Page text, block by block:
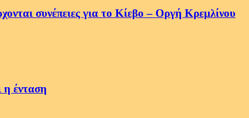
συνέπειες για το Κίεβο – Οργή Κρεμλίνου
ένταση